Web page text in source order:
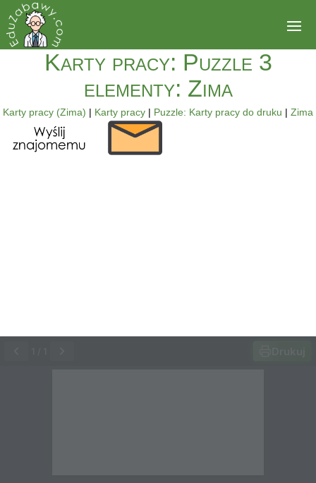
Karty pracy: Puzzle 3
elementy: Zima
Karty pracy (Zima) | Karty pracy | Puzzle: Karty pracy do druku | Zima